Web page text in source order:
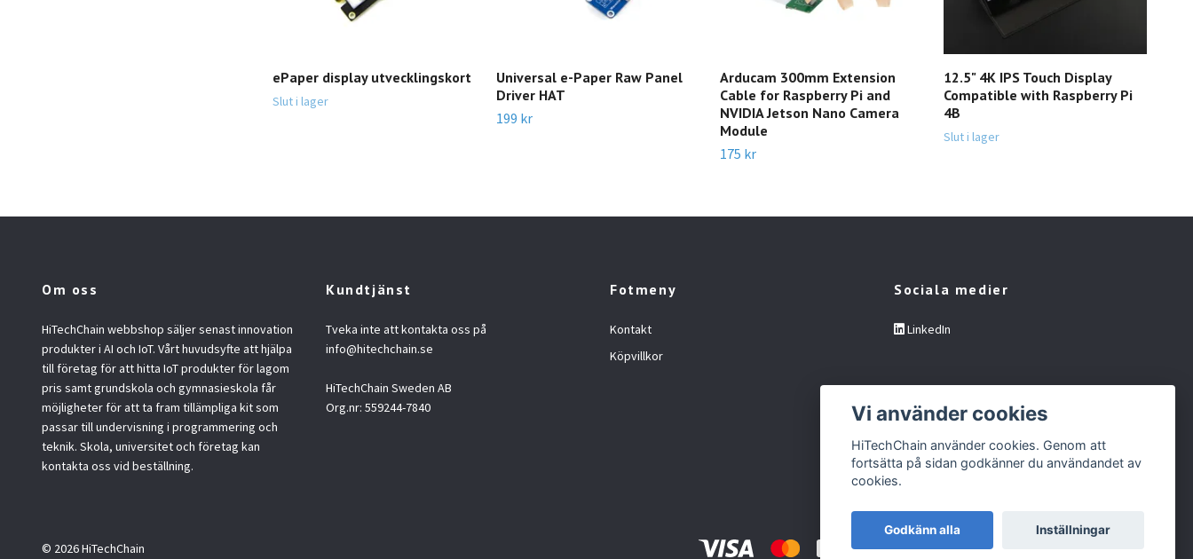
ePaper display utvecklingskort
Slut i lager
Universal e-Paper Raw Panel
Driver HAT
199 kr
Arducam 300mm Extension
Cable for Raspberry Pi and
NVIDIA Jetson Nano Camera
Module
175 kr
12.5" 4K IPS Touch Display
Compatible with Raspberry Pi
4B
Slut i lager
Om oss
HiTechChain webbshop säljer senast innovation
produkter i AI och IoT. Vårt huvudsyfte att hjälpa
till företag för att hitta IoT produkter för lagom
pris samt grundskola och gymnasieskola får
möjligheter för att ta fram tillämpliga kit som
passar till undervisning i programmering och
teknik. Skola, universitet och företag kan
kontakta oss vid beställning.
Kundtjänst
Tveka inte att kontakta oss på
info@hitechchain.se
HiTechChain Sweden AB
Org.nr: 559244-7840
Fotmeny
Kontakt
Köpvillkor
Sociala medier
LinkedIn
© 2026 HiTechChain
Vi använder cookies
HiTechChain använder cookies. Genom att
fortsätta på sidan godkänner du användandet av
cookies.
Godkänn alla Inställningar